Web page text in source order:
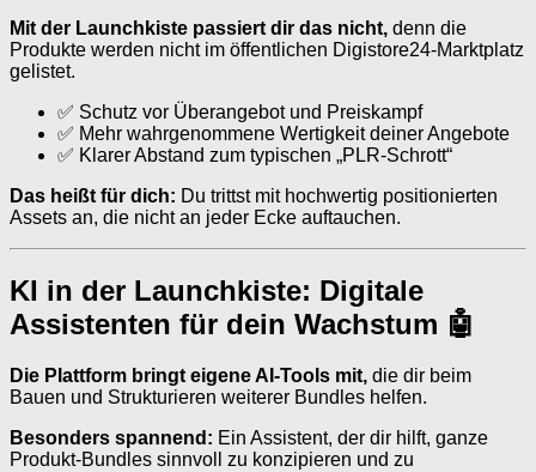
Mit der Launchkiste passiert dir das nicht, denn die
Produkte werden nicht im öffentlichen Digistore24-Marktplatz
gelistet.
✅ Schutz vor Überangebot und Preiskampf
✅ Mehr wahrgenommene Wertigkeit deiner Angebote
✅ Klarer Abstand zum typischen „PLR-Schrott“
Das heißt für dich: Du trittst mit hochwertig positionierten
Assets an, die nicht an jeder Ecke auftauchen.
KI in der Launchkiste: Digitale
Assistenten für dein Wachstum 🤖
Die Plattform bringt eigene AI-Tools mit, die dir beim
Bauen und Strukturieren weiterer Bundles helfen.
Besonders spannend: Ein Assistent, der dir hilft, ganze
Produkt-Bundles sinnvoll zu konzipieren und zu